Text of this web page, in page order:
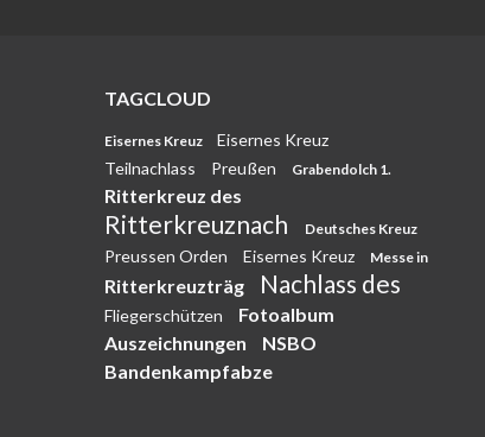
TAGCLOUD
Eisernes Kreuz
Eisernes Kreuz
Teilnachlass
Preußen Grabendolch 1.
Ritterkreuz des
Ritterkreuznach Deutsches Kreuz
Preussen Orden Eisernes Kreuz Messe in
Ritterkreuzträg Nachlass des
Fliegerschützen
Fotoalbum
Auszeichnungen
NSBO
Bandenkampfabze